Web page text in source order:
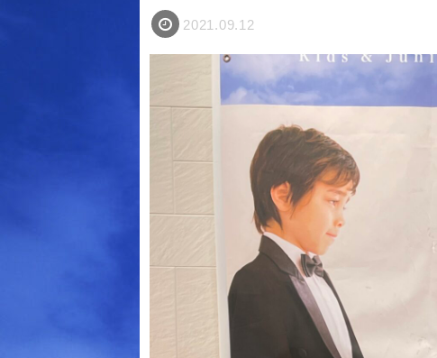
2021.09.12